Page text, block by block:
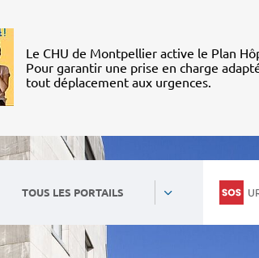
Le CHU de Montpellier active le Plan
Pour garantir une prise en charge
tout déplacement aux urgences.
TOUS LES PORTAILS